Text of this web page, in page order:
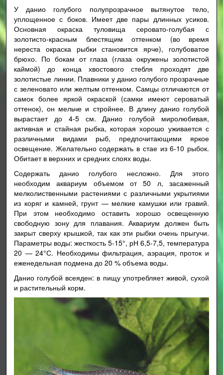
У данио голубого полупрозрачное вытянутое тело,
уплощенное с боков. Имеет две пары длинных усиков.
Основная окраска туловища серовато-голубая с
золотисто-красным блестящим оттенком (во время
нереста окраска рыбки становится ярче), голубоватое
брюхо. По бокам от глаза (глаза окружены золотистой
каймой) до конца хвостового стебля проходят две
золотистые линии. Плавники у данио голубого прозрачные
с зеленовато или желтым оттенком. Самцы отличаются от
самок более яркой окраской (самки имеют сероватый
оттенок), он мельче и стройнее. В длину данио голубой
вырастает до 4-5 см. Данио голубой миролюбивая,
активная и стайная рыбка, которая хорошо уживается с
различными видами рыб, предпочитающими яркое
освещение. Желательно содержать в стае из 6-10 рыбок.
Обитает в верхних и средних слоях воды.
Содержать данио голубого несложно. Для этого
необходим аквариум объемом от 50 л, засаженный
мелколиственными растениями с различными укрытиями
из коряг и камней, грунт — мелкие камушки или гравий.
При этом необходимо оставить хорошо освещенную
свободную зону для плавания. Аквариум должен быть
закрыт сверху крышкой, так как эти рыбки очень прыгучи.
Параметры воды: жесткость 5-15°, рН 6,5-7,5, температура
20 — 24°С. Необходимы фильтрация, аэрация, проток и
еженедельная подмена до 20 % объема воды.
Данио голубой всеяден: в пищу употребляет живой, сухой
и растительный корм.